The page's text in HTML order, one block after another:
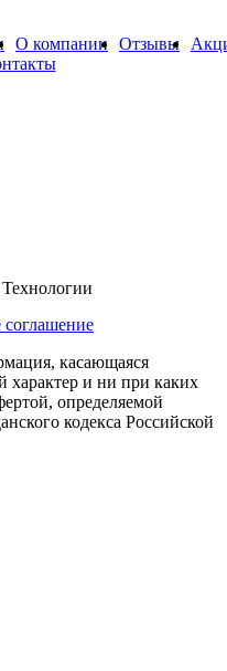
О компании Отзывы
соглашение
касающаяся
и ни при каких
определяемой
кодекса Российской